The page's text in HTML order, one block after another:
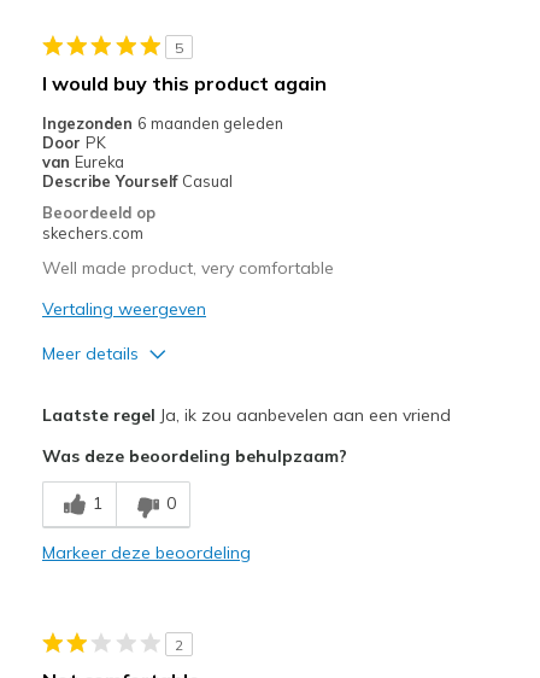
Going Out
Sizing
Feels true to size
View On Shoes
I'm Into Shoes
5
I would buy this product again
Ingezonden 6 maanden geleden
Door PK
van Eureka
Describe Yourself Casual
Beoordeeld op
skechers.com
Well made product, very comfortable
Vertaling weergeven
Meer details
Comfortable
Durable
Travel
Laatste regel Ja, ik zou aanbevelen aan een vriend
Was deze beoordeling behulpzaam?
1 0
Markeer deze beoordeling
2